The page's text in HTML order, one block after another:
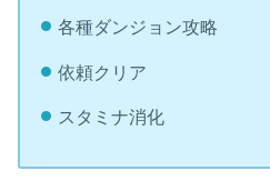
各種ダンジョン攻略
依頼クリア
スタミナ消化